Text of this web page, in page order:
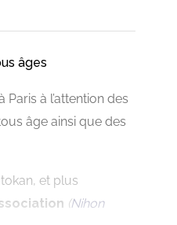
âges
à l’attention des
âge ainsi que des
et plus
(Nihon